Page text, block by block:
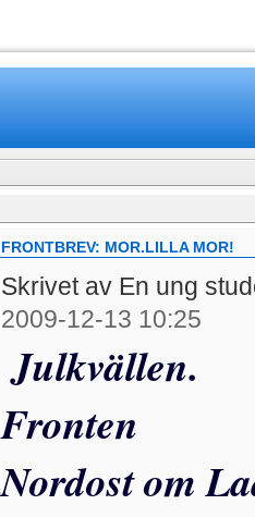
FRONTBREV: MOR.LILLA MOR!
Skrivet av En ung
2009-12-13 10:25
Julkvällen.
Fronten
Nordost om